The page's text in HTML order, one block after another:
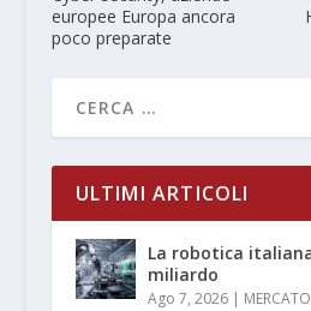
europee Europa ancora
poco preparate
ULTIMI ARTICOLI
La robotica
miliardo
Ago 7, 2026| MERCATO